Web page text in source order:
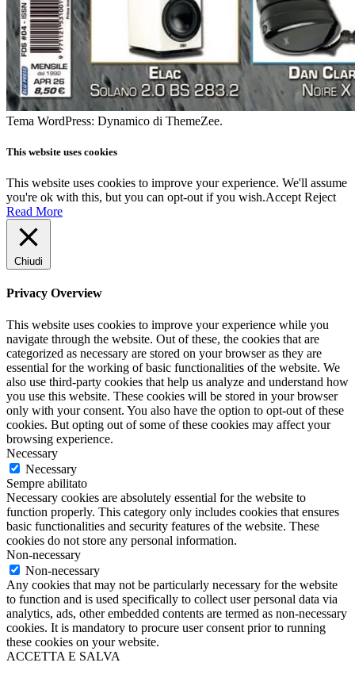
Tema WordPress: Dynamico di ThemeZee.
This website uses cookies
This website uses cookies to improve your experience. We'll assume
you're ok with this, but you can opt-out if you wish.Accept Reject
Read More
Chiudi
Privacy Overview
This website uses cookies to improve your experience while you
navigate through the website. Out of these, the cookies that are
categorized as necessary are stored on your browser as they are
essential for the working of basic functionalities of the website. We
also use third-party cookies that help us analyze and understand how
you use this website. These cookies will be stored in your browser
only with your consent. You also have the option to opt-out of these
cookies. But opting out of some of these cookies may affect your
browsing experience.
Necessary
Necessary
Sempre abilitato
Necessary cookies are absolutely essential for the website to
function properly. This category only includes cookies that ensures
basic functionalities and security features of the website. These
cookies do not store any personal information.
Non-necessary
Non-necessary
Any cookies that may not be particularly necessary for the website
to function and is used specifically to collect user personal data via
analytics, ads, other embedded contents are termed as non-necessary
cookies. It is mandatory to procure user consent prior to running
these cookies on your website.
ACCETTA E SALVA